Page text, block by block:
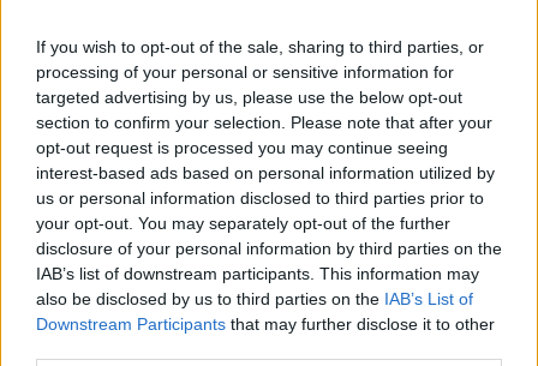
If you wish to opt-out of the sale, sharing to third parties, or
processing of your personal or sensitive information for
targeted advertising by us, please use the below opt-out
section to confirm your selection. Please note that after your
opt-out request is processed you may continue seeing
interest-based ads based on personal information utilized by
us or personal information disclosed to third parties prior to
your opt-out. You may separately opt-out of the further
disclosure of your personal information by third parties on the
IAB’s list of downstream participants. This information may
also be disclosed by us to third parties on the IAB’s List of
Downstream Participants that may further disclose it to other
Viajar en coche con niños en México: tips y
consejos prácticos
LEER